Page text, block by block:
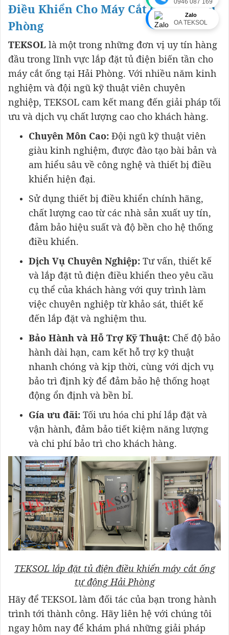
Zalo
OA TEKSOL
Điều Khiển Cho Máy Cắt Ống Tại Hải
Phòng
TEKSOL là một trong những đơn vị uy tín hàng
đầu trong lĩnh vực lắp đặt tủ điện biến tần cho
máy cắt ống tại Hải Phòng. Với nhiều năm kinh
nghiệm và đội ngũ kỹ thuật viên chuyên
nghiệp, TEKSOL cam kết mang đến giải pháp tối
ưu và dịch vụ chất lượng cao cho khách hàng.
Chuyên Môn Cao: Đội ngũ kỹ thuật viên
giàu kinh nghiệm, được đào tạo bài bản và
am hiểu sâu về công nghệ và thiết bị điều
khiển hiện đại.
Sử dụng thiết bị điều khiển chính hãng,
chất lượng cao từ các nhà sản xuất uy tín,
đảm bảo hiệu suất và độ bền cho hệ thống
điều khiển.
Dịch Vụ Chuyên Nghiệp: Tư vấn, thiết kế
và lắp đặt tủ điện điều khiển theo yêu cầu
cụ thể của khách hàng với quy trình làm
việc chuyên nghiệp từ khảo sát, thiết kế
đến lắp đặt và nghiệm thu.
Bảo Hành và Hỗ Trợ Kỹ Thuật: Chế độ bảo
hành dài hạn, cam kết hỗ trợ kỹ thuật
nhanh chóng và kịp thời, cùng với dịch vụ
bảo trì định kỳ để đảm bảo hệ thống hoạt
động ổn định và bền bỉ.
Gía ưu đãi: Tối ưu hóa chi phí lắp đặt và
vận hành, đảm bảo tiết kiệm năng lượng
và chi phí bảo trì cho khách hàng.
TEKSOL lắp đặt tủ điện điều khiển máy cắt ống
tự động Hải Phòng
Hãy để TEKSOL làm đối tác của bạn trong hành
trình tới thành công. Hãy liên hệ với chúng tôi
ngay hôm nay để khám phá những giải pháp